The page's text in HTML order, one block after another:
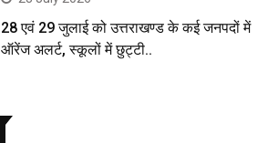
28 एवं 29 जुलाई को उत्तराखण्ड के कई जनपदों में
ऑरेंज अलर्ट, स्कूलों में छुट्टी..